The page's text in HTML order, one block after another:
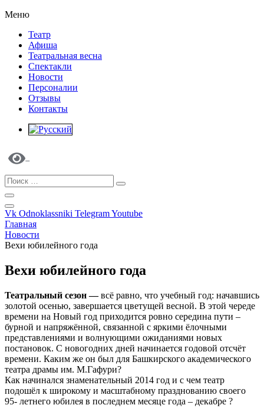
Меню
Театр
Афиша
Театральная весна
Спектакли
Новости
Персоналии
Отзывы
Контакты
Vk Odnoklassniki TelegramYoutube
Главная
Новости
Вехи юбилейного года
Вехи юбилейного года
Театральный сезон —всё равно, что учебный год: начавшись
золотой осенью, завершается цветущей весной. В этой череде
времени на Новый год приходится ровно середина пути –
бурной и напряжённой, связанной с яркими ёлочными
представлениями и волнующими ожиданиями новых
постановок. С новогодних дней начинается годовой отсчёт
времени. Каким же он был для Башкирского академического
театра драмы им. М.Гафури?
Как начинался знаменательный 2014 год и с чем театр
подошёл к широкому и масштабному празднованию своего
95- летнего юбилея в последнем месяце года – декабре ?